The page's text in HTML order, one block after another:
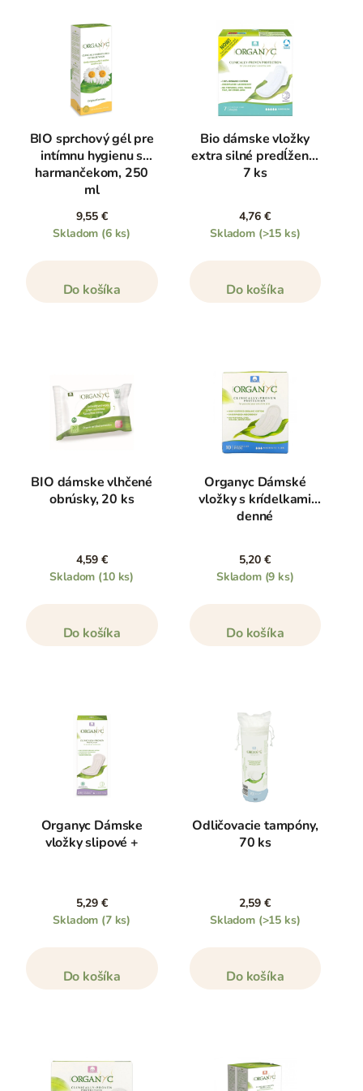
BIO sprchový gél pre
intímnu hygienu s
harmančekom, 250
ml
9,55 €
Skladom (6 ks)
Do košíka
Bio dámske vložky
extra silné predĺžené,
7 ks
4,76 €
Skladom (>15 ks)
Do košíka
BIO dámske vlhčené
obrúsky, 20 ks
4,59 €
Skladom (10 ks)
Do košíka
Organyc Dámské
vložky s krídelkami
denné
5,20 €
Skladom (9 ks)
Do košíka
Organyc Dámske
vložky slipové +
5,29 €
Skladom (7 ks)
Do košíka
Odličovacie tampóny,
70 ks
2,59 €
Skladom (>15 ks)
Do košíka